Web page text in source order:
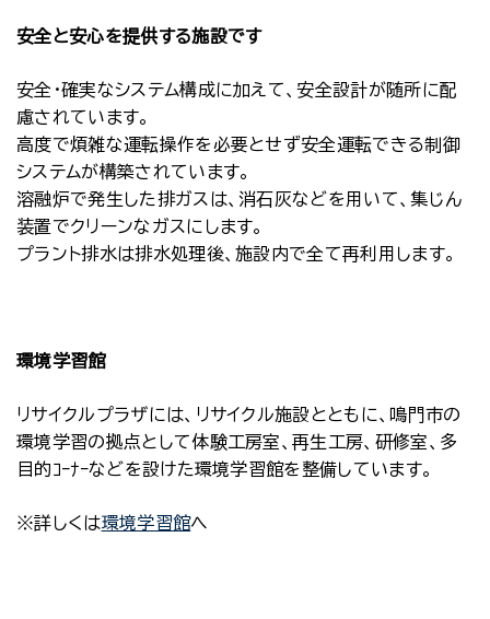
安全と安心を提供する施設です
安全・確実なシステム構成に加えて、安全設計が随所に配
慮されています。
高度で煩雑な運転操作を必要とせず安全運転できる制御
システムが構築されています。
溶融炉で発生した排ガスは、消石灰などを用いて、集じん
装置でクリーンなガスにします。
プラント排水は排水処理後、施設内で全て再利用します。
環境学習館
リサイクルプラザには、リサイクル施設とともに、鳴門市の
環境学習の拠点として体験工房室、再生工房、研修室、多
目的ｺｰﾅｰなどを設けた環境学習館を整備しています。
※詳しくは環境学習館へ